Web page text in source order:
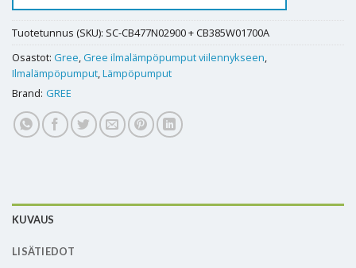
Tuotetunnus (SKU): SC-CB477N02900 + CB385W01700A
Osastot: Gree, Gree ilmalämpöpumput viilennykseen,
Ilmalämpöpumput,Lämpöpumput
Brand: GREE
KUVAUS
LISÄTIEDOT